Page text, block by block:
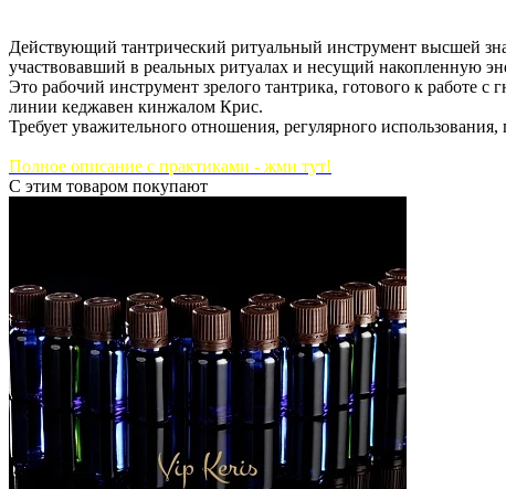
Действующий тантрический ритуальный инструмент высшей
участвовавший в реальных ритуалах и несущий накопленную
Это рабочий инструмент зрелого тантрика, готового к
линии кеджавен кинжалом Крис.
Требует уважительного отношения, регулярного
Полное описание с практиками - жми тут!
С этим товаром покупают